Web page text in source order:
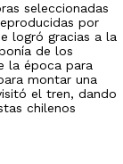
seleccionadas
por
logró gracias a la
de los
la época para
montar una
el tren, dando
chilenos